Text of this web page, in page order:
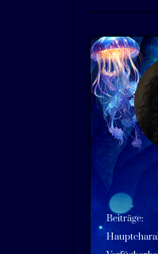
Beiträge